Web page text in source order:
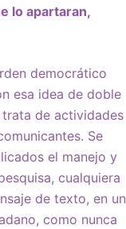
lo apartaran,
democrático
esa idea de doble
de actividades
Se
el manejo y
cualquiera
de texto, en un
como nunca